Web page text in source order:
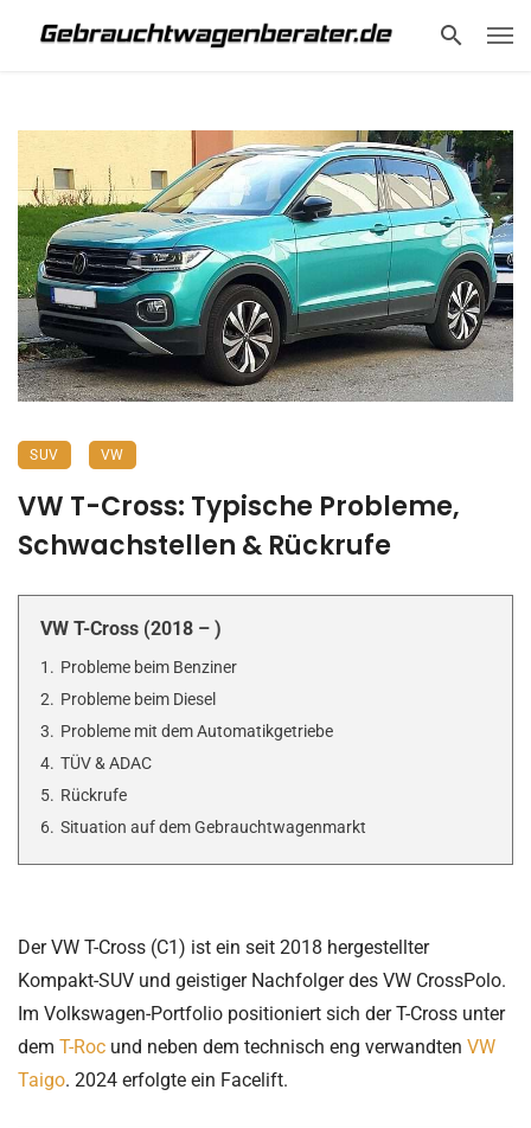
SUV VW
VW T-Cross: Typische Probleme,
Schwachstellen & Rückrufe
VW T-Cross (2018 – )
1. Probleme beim Benziner
2. Probleme beim Diesel
3. Probleme mit dem Automatikgetriebe
4. TÜV & ADAC
5. Rückrufe
6. Situation auf dem Gebrauchtwagenmarkt
Der VW T-Cross (C1) ist ein seit 2018 hergestellter
Kompakt-SUV und geistiger Nachfolger des VW CrossPolo.
Im Volkswagen-Portfolio positioniert sich der T-Cross unter
dem T-Roc und neben dem technisch eng verwandten VW
Taigo. 2024 erfolgte ein Facelift.